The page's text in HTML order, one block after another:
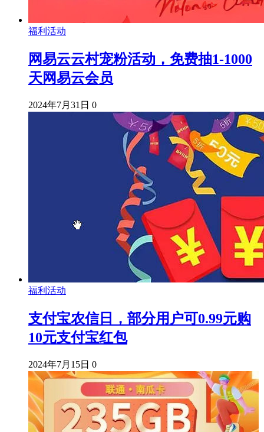
福利活动
网易云云村宠粉活动，免费抽1-1000
天网易云会员
2024年7月31日 0
福利活动
支付宝农信日，部分用户可0.99元购
10元支付宝红包
2024年7月15日 0